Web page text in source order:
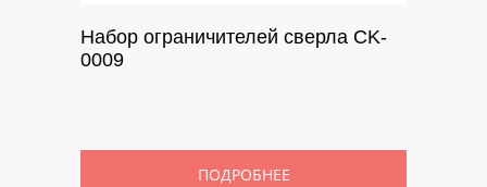
Набор ограничителей сверла CK-
0009
ПОДРОБНЕЕ